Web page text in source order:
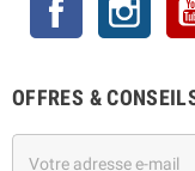
OFFRES &